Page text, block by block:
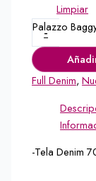
Limpiar
-
Palazzo
Full Denim,
-Tela Denim